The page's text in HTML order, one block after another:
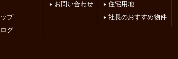
プ
グ
お問い合わせ
住宅用地
社長のおすすめ物件